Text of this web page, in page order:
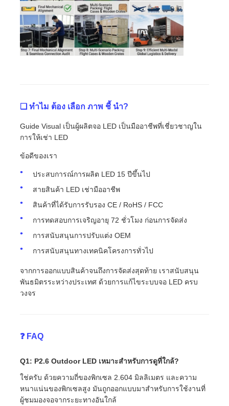
❑ ทําไม ต้อง เลือก ภาพ ชี้ นํา?
Guide Visual เป็นผู้ผลิตจอ LED เป็นมืออาชีพที่เชี่ยวชาญใน
การให้เช่า LED
ข้อดีของเรา
ประสบการณ์การผลิต LED 15 ปีขึ้นไป
สายสินค้า LED เช่ามืออาชีพ
สินค้าที่ได้รับการรับรอง CE / RoHS / FCC
การทดสอบการเจริญอายุ 72 ชั่วโมง ก่อนการจัดส่ง
การสนับสนุนการปรับแต่ง OEM
การสนับสนุนทางเทคนิคโครงการทั่วไป
จากการออกแบบสินค้าจนถึงการจัดส่งสุดท้าย เราสนับสนุน
พันธมิตรระหว่างประเทศ ด้วยการแก้ไขระบบจอ LED ครบ
วงจร
❓ FAQ
Q1: P2.6 Outdoor LED เหมาะสําหรับการดูที่ใกล้?
ใช่ครับ ด้วยความถี่ของพิกเซล 2.604 มิลลิเมตร และความ
หนาแน่นของพิกเซลสูง มันถูกออกแบบมาสําหรับการใช้งานที่
ผู้ชมมองจอจากระยะทางอันใกล้